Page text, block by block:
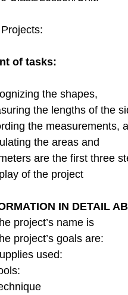
of tasks:
the shapes,
the lengths of the
the measurements,
the areas and
are the first three
of the project
IN DETAIL
project’s name is
project’s goals are:
used: